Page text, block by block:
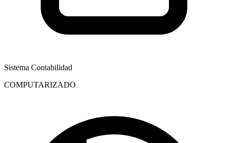
Sistema Contabilidad
COMPUTARIZADO